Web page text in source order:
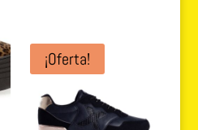
¡Oferta!